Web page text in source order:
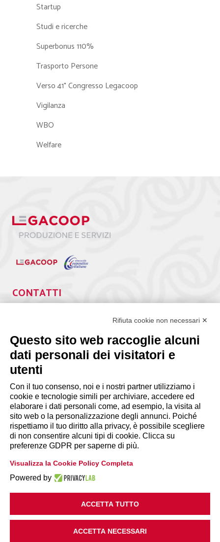
Startup
Studi e ricerche
Superbonus 110%
Trasporto Persone
Verso 41° Congresso Legacoop
Vigilanza
WBO
Welfare
CONTATTI
segreteria@lps.coop
INFORMAZIONI
Disclaimer
Privacy Policy
Cookie Policy|Modifica preferenze
Rifiuta cookie non necessari ✕
Questo sito web raccoglie alcuni
dati personali dei visitatori e
utenti
Con il tuo consenso, noi e i nostri partner utilizziamo i
cookie e tecnologie simili per archiviare, accedere ed
elaborare i dati personali come, ad esempio, la visita al
sito web o la personalizzazione degli annunci. Poiché
rispettiamo il tuo diritto alla privacy, è possibile scegliere
di non consentire alcuni tipi di cookie. Clicca su
preferenze GDPR per saperne di più.
Visualizza la Cookie Policy Completa
Powered by
ACCETTA TUTTO
ACCETTA NECESSARI